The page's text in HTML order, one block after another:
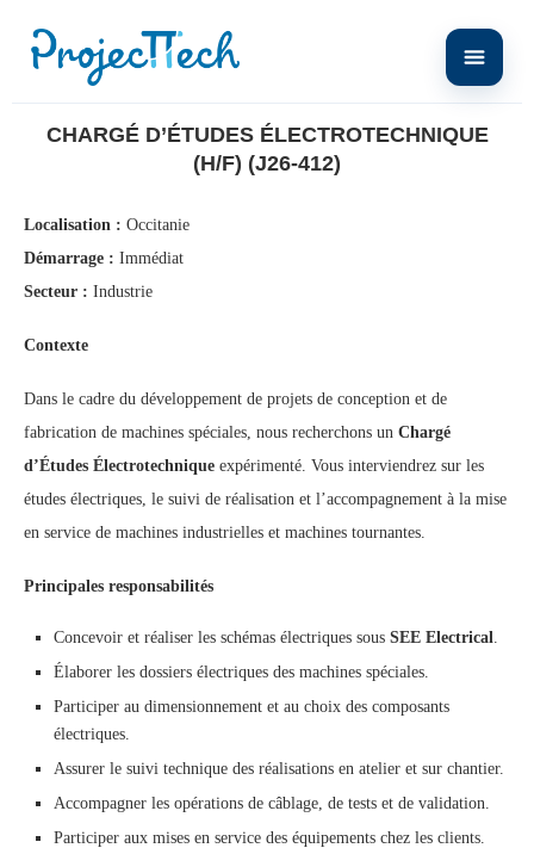
CHARGÉ D’ÉTUDES ÉLECTROTECHNIQUE
(H/F) (J26-412)
Localisation : Occitanie
Démarrage : Immédiat
Secteur : Industrie
Contexte
Dans le cadre du développement de projets de conception et de
fabrication de machines spéciales, nous recherchons un Chargé
d’Études Électrotechnique expérimenté. Vous interviendrez sur les
études électriques, le suivi de réalisation et l’accompagnement à la mise
en service de machines industrielles et machines tournantes.
Principales responsabilités
Concevoir et réaliser les schémas électriques sous SEE Electrical.
Élaborer les dossiers électriques des machines spéciales.
Participer au dimensionnement et au choix des composants
électriques.
Assurer le suivi technique des réalisations en atelier et sur chantier.
Accompagner les opérations de câblage, de tests et de validation.
Participer aux mises en service des équipements chez les clients.